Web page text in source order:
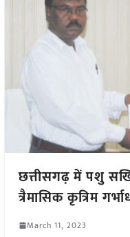
छत्तीसगढ़ में पशु
त्रैमासिक कृत्रिम
March 11, 2023